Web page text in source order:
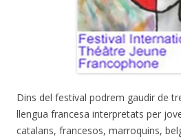
Dins del festival podrem gaudir de
llengua francesa interpretats per
catalans, francesos, marroquins,